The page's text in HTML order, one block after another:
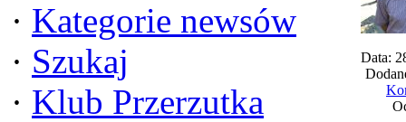
· Kategorie newsów
· Szukaj
· Klub Przerzutka
Data: